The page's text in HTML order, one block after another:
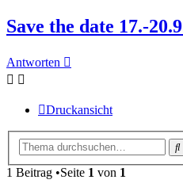
Save the date 17.-
Antworten
Druckansicht
1 Beitrag •Seite 1 von 1